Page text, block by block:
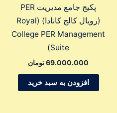
پکیج جامع مدیریت PER
(رویال کالج کانادا) (Royal
College PER Management
Suite)
69.000.000تومان
افزودن به سبد خرید